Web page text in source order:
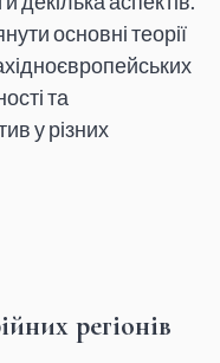
основні теорії
та
у різних
регіонів